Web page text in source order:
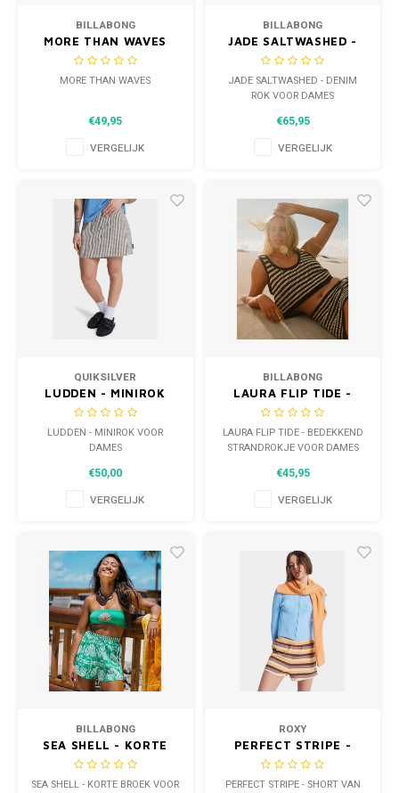
BILLABONG
MORE THAN WAVES
MORE THAN WAVES
€49,95
VERGELIJK
BILLABONG
JADE SALTWASHED -
DENIM ROK VOOR
DAMES
JADE SALTWASHED - DENIM
ROK VOOR DAMES
€65,95
VERGELIJK
QUIKSILVER
LUDDEN - MINIROK
VOOR DAMES
LUDDEN - MINIROK VOOR
DAMES
€50,00
VERGELIJK
BILLABONG
LAURA FLIP TIDE -
BEDEKKEND
STRANDROKJE VOOR
DAMES
LAURA FLIP TIDE - BEDEKKEND
STRANDROKJE VOOR DAMES
€45,95
VERGELIJK
BILLABONG
SEA SHELL - KORTE
BROEK VOOR DAMES
SEA SHELL - KORTE BROEK VOOR
ROXY
PERFECT STRIPE -
SHORT VAN
JOGGINGSTOF VOOR
PERFECT STRIPE - SHORT VAN